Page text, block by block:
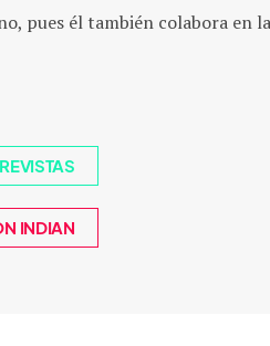
pues él también colabora en
INDIAN